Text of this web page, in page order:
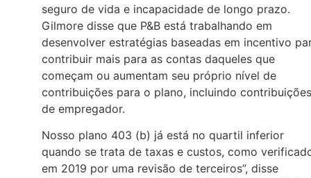
seguro de vida e incapacidade de longo prazo.
Gilmore disse que P&B está trabalhando em
desenvolver estratégias baseadas em incentivo
contribuir mais para as contas daqueles que
começam ou aumentam seu próprio nível de
contribuições para o plano, incluindo contribuições
de empregador.
Nosso plano 403 (b) já está no quartil inferior
quando se trata de taxas e custos, como
em 2019 por uma revisão de terceiros”, disse